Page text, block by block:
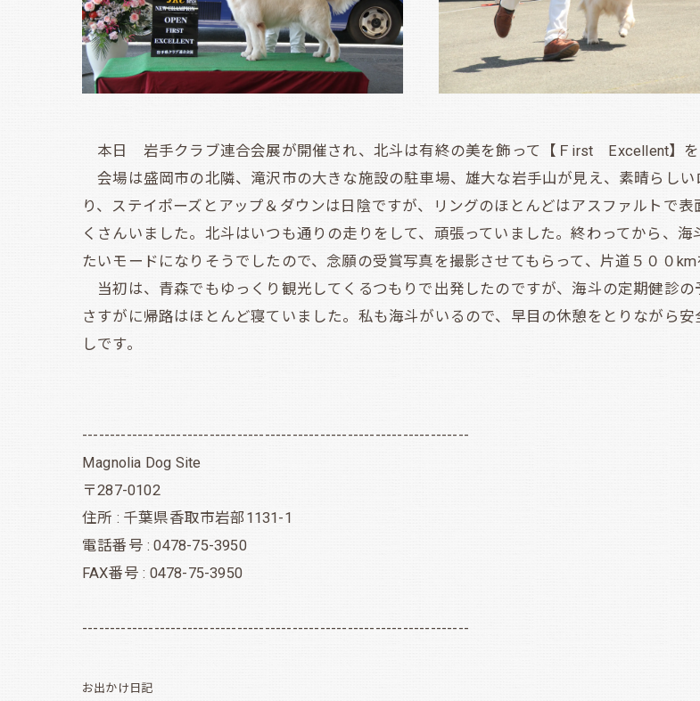
本日 岩手クラブ連合会展が開催され、北斗は有終の美を飾って【Ｆirst Excellent】を
会場は盛岡市の北隣、滝沢市の大きな施設の駐車場、雄大な岩手山が見え、素晴らし
り、ステイポーズとアップ＆ダウンは日陰ですが、リングのほとんどはアスファルトで
くさんいました。北斗はいつも通りの走りをして、頑張っていました。終わってから、
たいモードになりそうでしたので、念願の受賞写真を撮影させてもらって、片道５００km
当初は、青森でもゆっくり観光してくるつもりで出発したのですが、海斗の定期健診
さすがに帰路はほとんど寝ていました。私も海斗がいるので、早目の休憩をとりながら
しです。
----------------------------------------------------------------------
Magnolia Dog Site
〒287-0102
住所 : 千葉県香取市岩部1131-1
電話番号 : 0478-75-3950
FAX番号 : 0478-75-3950
----------------------------------------------------------------------
お出かけ日記